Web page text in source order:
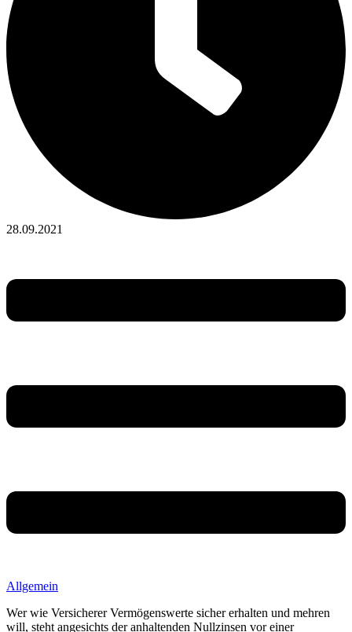
28.09.2021
Allgemein
Wer wie Versicherer Vermögenswerte sicher erhalten und mehren
will, steht angesichts der anhaltenden Nullzinsen vor einer